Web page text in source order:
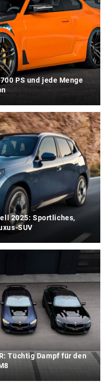
PS und jede Menge
2025: Sportliches,
SUV
Tüchtig Dampf für den